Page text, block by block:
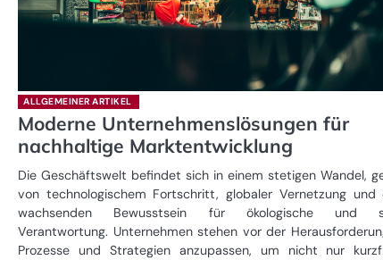
ALLGEMEINER ARTIKEL
Moderne Unternehmenslösungen für
nachhaltige Marktentwicklung
Die Geschäftswelt befindet sich in einem stetigen Wandel,
von technologischem Fortschritt, globaler Vernetzung und
wachsenden Bewusstsein für ökologische und
Verantwortung. Unternehmen stehen vor der
Prozesse und Strategien anzupassen, um nicht nur